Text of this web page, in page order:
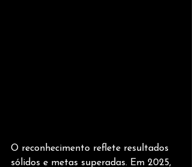
O reconhecimento reflete resultados
sólidos e metas superadas. Em 2025,